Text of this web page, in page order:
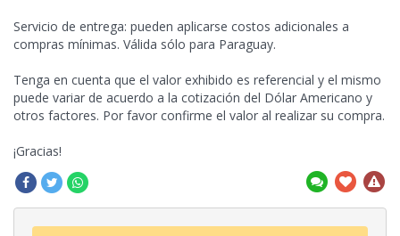
Servicio de entrega: pueden aplicarse costos adicionales a
compras mínimas. Válida sólo para Paraguay.
Tenga en cuenta que el valor exhibido es referencial y el mismo
puede variar de acuerdo a la cotización del Dólar Americano y
otros factores. Por favor confirme el valor al realizar su compra.
¡Gracias!